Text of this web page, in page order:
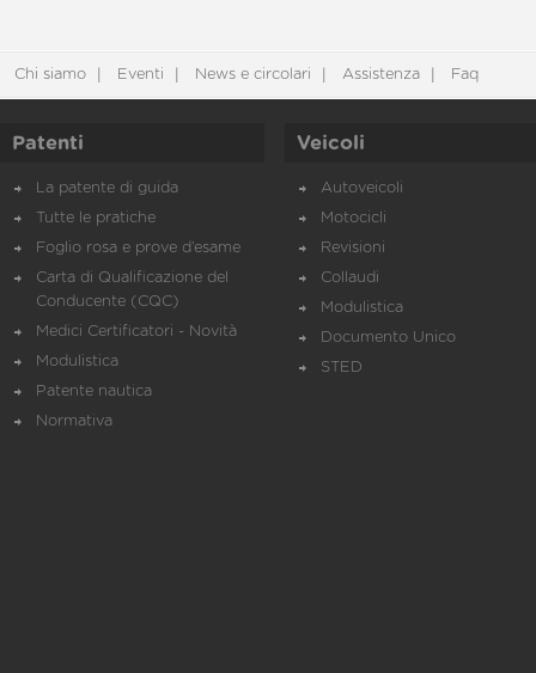
Chi siamo Eventi News e circolari Assistenza Faq
Patenti
La patente di guida
Tutte le pratiche
Foglio rosa e prove d’esame
Carta di Qualificazione del
Conducente (CQC)
Medici Certificatori - Novità
Modulistica
Patente nautica
Normativa
Veicoli
Autoveicoli
Motocicli
Revisioni
Collaudi
Modulistica
Documento Unico
STED